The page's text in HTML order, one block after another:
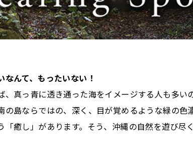
なんて、もったいない！
、真っ青に透き通った海をイメージする人も多
の島ならではの、深く、目が覚めるような緑の色
「癒し」があります。そう、沖縄の自然を遊び